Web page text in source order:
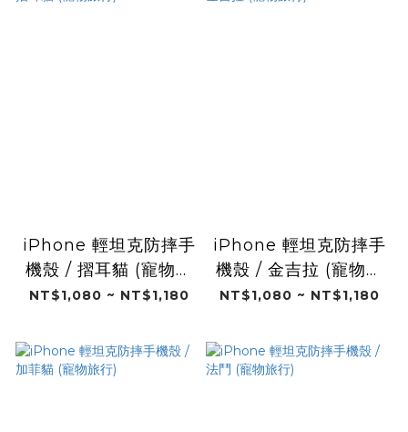
iPhone 輕坦克防摔手
機殼 / 摺耳貓 (寵物旅
行)
NT$1,080 ~ NT$1,180
iPhone 輕坦克防摔手
機殼 / 金吉拉 (寵物旅
行)
NT$1,080 ~ NT$1,180